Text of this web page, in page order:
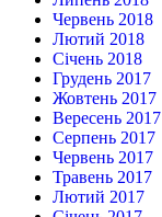
Червень 2018
Лютий 2018
Січень 2018
Грудень 2017
Жовтень 2017
Вересень 2017
Серпень 2017
Червень 2017
Травень 2017
Лютий 2017